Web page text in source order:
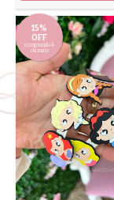
15%
OFF
comprando 4
ou mais